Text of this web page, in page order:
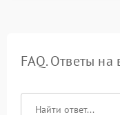
FAQ. Ответы на